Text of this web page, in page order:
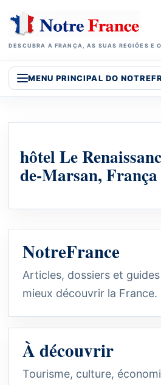
DESCUBRA A FRANÇA, AS SUAS REGIÕES E
MENU PRINCIPAL DO
hôtel Le
de-Marsan, França
NotreFrance
Articles, dossiers et
mieux découvrir la France.
À découvrir
Tourisme, culture,